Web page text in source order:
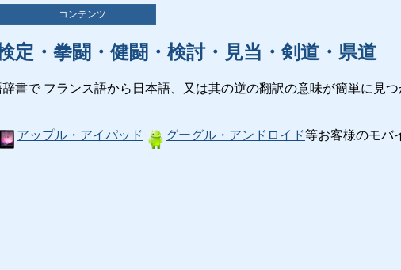
コンテンツ
定・拳闘・健闘・検討・見当・剣道・県道
書で フランス語から日本語、又は其の逆の翻訳の意味が簡単に見
アップル・アイパッド グーグル・アンドロイド等お客様のモバ